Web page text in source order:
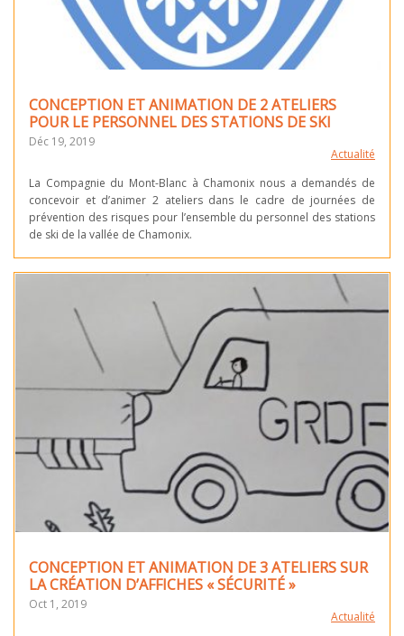
CONCEPTION ET ANIMATION DE 2 ATELIERS
POUR LE PERSONNEL DES STATIONS DE SKI
Déc 19, 2019
Actualité
La Compagnie du Mont-Blanc à Chamonix nous a demandés de
concevoir et d’animer 2 ateliers dans le cadre de journées de
prévention des risques pour l’ensemble du personnel des stations
de ski de la vallée de Chamonix.
CONCEPTION ET ANIMATION DE 3 ATELIERS SUR
LA CRÉATION D’AFFICHES « SÉCURITÉ »
Oct 1, 2019
Actualité